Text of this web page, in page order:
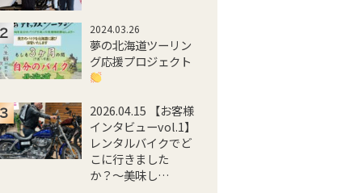
2024.03.26
夢の北海道ツーリン
グ応援プロジェクト
2026.04.15 【お客様
インタビューvol.1】
レンタルバイクでど
こに行きました
か？〜美味し…